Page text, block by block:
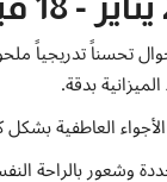
تحسناً
بدقة.
العاطفية
وشعور بالراحة